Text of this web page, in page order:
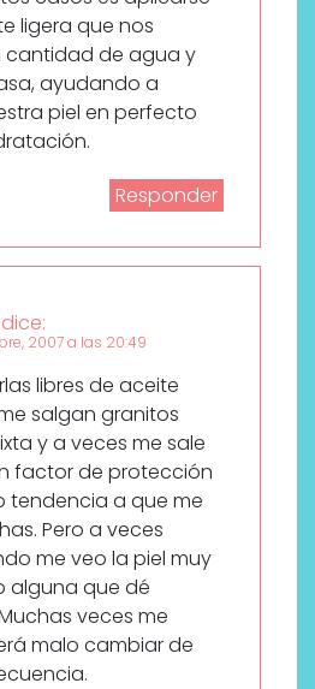
ligera que nos
de agua y
ayudando a
piel en perfecto
Responder
dice:
2007 a las 20:49
libres de aceite
salgan granitos
y a veces me sale
factor de protección
tendencia a que me
Pero a veces
me veo la piel muy
alguna que dé
veces me
malo cambiar de